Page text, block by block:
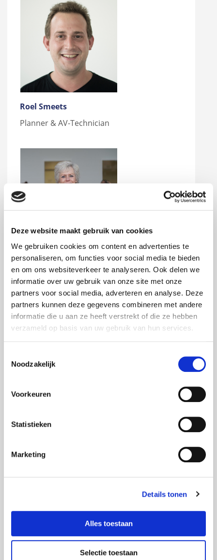
Deze website maakt gebruik van cookies
We gebruiken cookies om content en advertenties te
personaliseren, om functies voor social media te bieden
en om ons websiteverkeer te analyseren. Ook delen we
informatie over uw gebruik van onze site met onze
partners voor social media, adverteren en analyse. Deze
partners kunnen deze gegevens combineren met andere
informatie die u aan ze heeft verstrekt of die ze hebben
verzameld op basis van uw gebruik van hun services.
Noodzakelijk
Voorkeuren
Statistieken
Marketing
Details tonen
Alles toestaan
Selectie toestaan
Roel Smeets
Planner & AV-Technician
Monique Spee
Reception & Administration
AV Technician